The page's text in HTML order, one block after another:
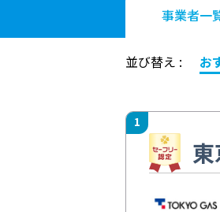
事業者一
並び替え : お
1